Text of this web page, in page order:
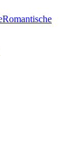
Romantische